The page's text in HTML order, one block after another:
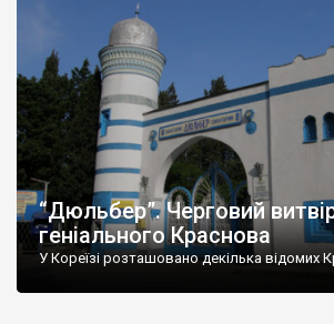
“Дюльбер”. Черговий
геніального Краснова
У Кореїзі розташовано декілька відомих